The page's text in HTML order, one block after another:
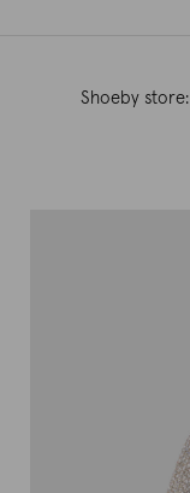
Shoeby store: